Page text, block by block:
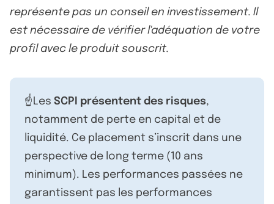
représente pas un conseil en investissement. Il
est nécessaire de vérifier l'adéquation de votre
profil avec le produit souscrit.
☝️Les SCPI présentent des risques,
notamment de perte en capital et de
liquidité. Ce placement s’inscrit dans une
perspective de long terme (10 ans
minimum). Les performances passées ne
garantissent pas les performances